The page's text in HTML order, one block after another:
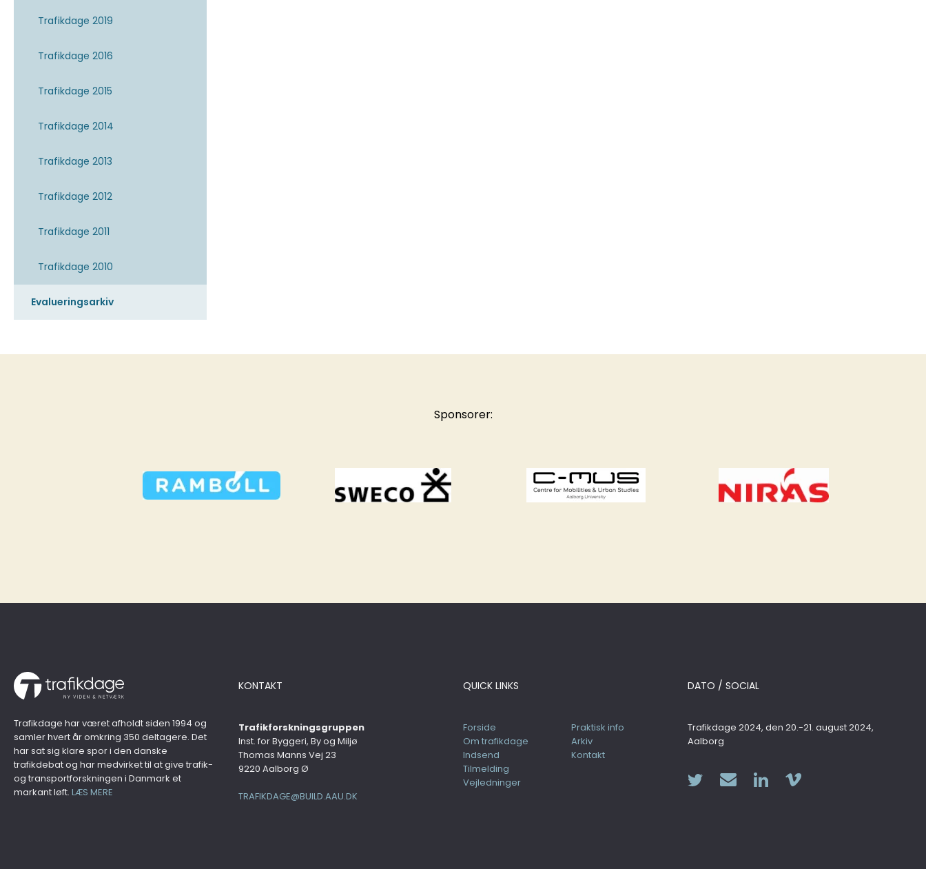
Trafikdage 2019
Trafikdage 2016
Trafikdage 2015
Trafikdage 2014
Trafikdage 2013
Trafikdage 2012
Trafikdage 2011
Trafikdage 2010
Evalueringsarkiv
Sponsorer:
Trafikdage har været afholdt siden 1994 og
samler hvert år omkring 350 deltagere. Det
har sat sig klare spor i den danske
trafikdebat og har medvirket til at give trafik-
og transportforskningen i Danmark et
markant løft. LÆS MERE
KONTAKT
Trafikforskningsgruppen
Inst. for Byggeri, By og Miljø
Thomas Manns Vej 23
9220 Aalborg Ø
TRAFIKDAGE@BUILD.AAU.DK
QUICK LINKS
Forside
Om trafikdage
Indsend
Tilmelding
Vejledninger
Praktisk info
Arkiv
Kontakt
DATO / SOCIAL
Trafikdage 2024, den 20.-21. august 2024,
Aalborg